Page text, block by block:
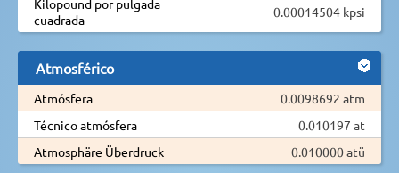
Kilopound por pulgada
cuadrada
0.00014504 kpsi
Atmosférico
Atmósfera
0.0098692 atm
Técnico atmósfera
0.010197 at
Atmosphäre Überdruck
0.010000 atü